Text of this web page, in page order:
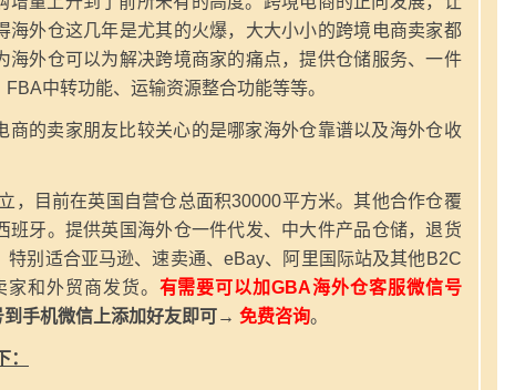
海外仓这几年是尤其的火爆，大大小小的跨境电商卖家都
海外仓可以为解决跨境商家的痛点，提供仓储服务、一件
中转功能、运输资源整合功能等等。
商的卖家朋友比较关心的是哪家海外仓靠谱以及海外仓收
，目前在英国自营仓总面积30000平方米。其他合作仓覆
班牙。提供英国海外仓一件代发、中大件产品仓储，退货
别适合亚马逊、速卖通、eBay、阿里国际站及其他B2C
和外贸商发货。 有需要可以加GBA海外仓客服微信号
手机微信上添加好友即可→ 免费咨询。